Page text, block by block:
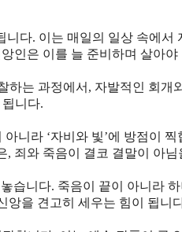
니다. 이는 매일의 일상 속에서
인은 이를 늘 준비하며 살아야
하는 과정에서, 자발적인 회개
니다.
니라 ‘자비와 빛’에 방점이 찍
, 죄와 죽음이 결코 결말이 아님
습니다. 죽음이 끝이 아니라
앙을 견고히 세우는 힘이 됩니